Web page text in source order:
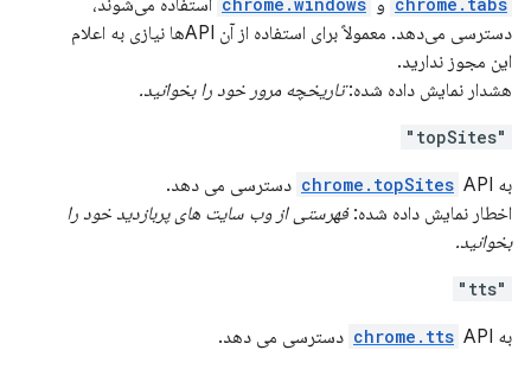
و
استفاده می‌شوند،
دسترسی می‌دهد. معمولاً برای استفاده از آن APIها نیازی به اعلام
این مجوز ندارید.
هشدار نمایش داده شده:تاریخچه مرور خود را بخوانید.
"topSites"
به chrome.topSites API دسترسی می دهد.
اخطار نمایش داده شده:فهرستی از وب سایت های پربازدید خود را
بخوانید.
"tts"
به chrome.tts API دسترسی می دهد.